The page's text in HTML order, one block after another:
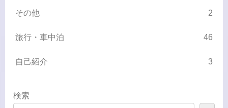
その他 2
旅行・車中泊 46
自己紹介 3
検索